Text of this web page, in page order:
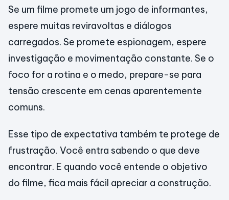
Se um filme promete um jogo de informantes,
espere muitas reviravoltas e diálogos
carregados. Se promete espionagem, espere
investigação e movimentação constante. Se o
foco for a rotina e o medo, prepare-se para
tensão crescente em cenas aparentemente
comuns.
Esse tipo de expectativa também te protege de
frustração. Você entra sabendo o que deve
encontrar. E quando você entende o objetivo
do filme, fica mais fácil apreciar a construção.